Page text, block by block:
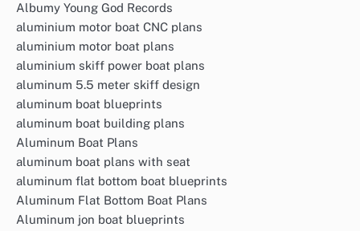
Albumy Young God Records
aluminium motor boat CNC plans
aluminium motor boat plans
aluminium skiff power boat plans
aluminum 5.5 meter skiff design
aluminum boat blueprints
aluminum boat building plans
Aluminum Boat Plans
aluminum boat plans with seat
aluminum flat bottom boat blueprints
Aluminum Flat Bottom Boat Plans
Aluminum jon boat blueprints